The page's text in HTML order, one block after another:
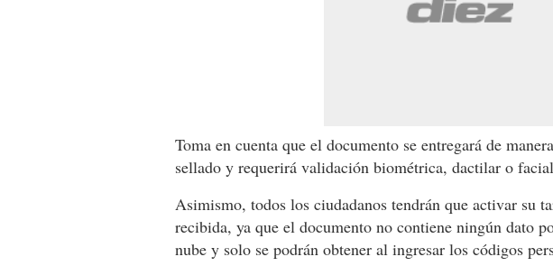
Toma en cuenta que el documento se entregará de
sellado y requerirá validación biométrica, dactilar o
Asimismo, todos los ciudadanos tendrán que activar su
recibida, ya que el documento no contiene ningún dato
nube y solo se podrán obtener al ingresar los códigos